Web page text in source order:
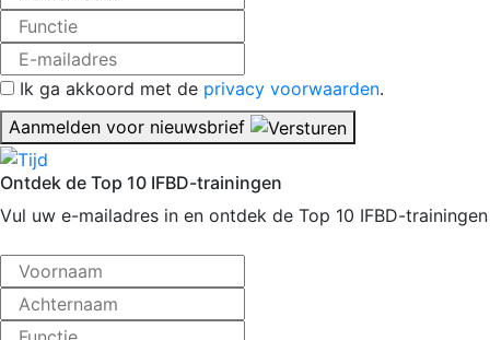
Ik ga akkoord met de privacy voorwaarden.
Aanmelden voor nieuwsbrief
Ontdek de Top 10 IFBD-trainingen
Vul uw e-mailadres in en ontdek de Top 10 IFBD-trainingen